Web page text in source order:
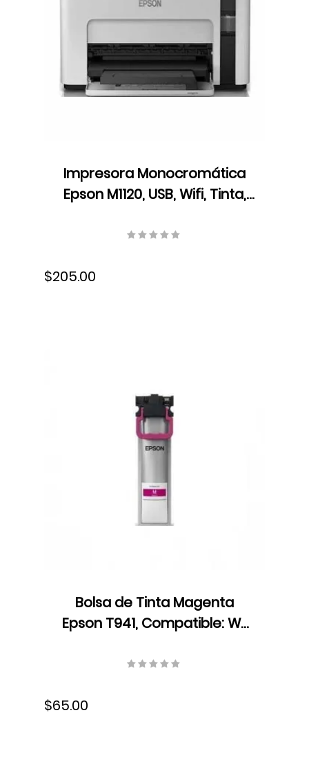
Impresora Monocromática
Epson M1120, USB, Wifi, Tinta,
$205.00
Bolsa de Tinta Magenta
Epson T941, Compatible: WF
5000 pág., 38 ml, s-T941320-
$65.00